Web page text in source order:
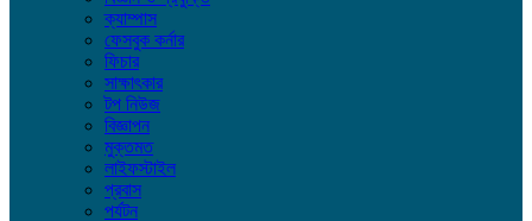
ক্যাম্পাস
ফেসবুক কর্নার
ফিচার
সাক্ষাৎকার
টপ নিউজ
বিজ্ঞাপন
মুক্তমত
লাইফস্টাইল
প্রবাস
পর্যটন